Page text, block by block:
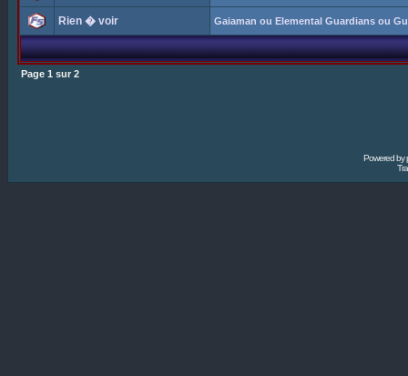
Rien � voir Gaiaman ou Elemental Guardians ou
Page 1 sur 2
Powered by